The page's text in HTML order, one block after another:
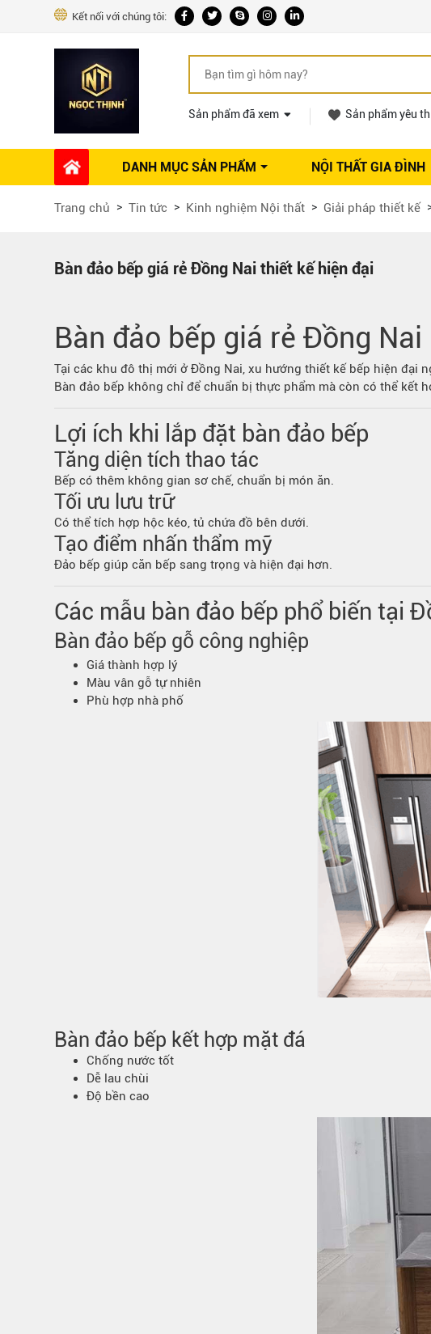
Kết nối với chúng tôi:
Sản phẩm đã xem Sản phẩm yêu
DANH MỤC SẢN PHẨM
Phụ kiện Nội thất
Ổ khóa tủ
Máy hút mùi
Phụ kiện tủ bếp trên
Bếp từ-Bếp hồng ngoại
Ray trượt – bản lề – tay nắm cửa
Phụ kiện tủ bếp dưới
Giá để bát đĩa đa năng
Giá để dao thớt
Kệ để chất tẩy rửa
Kệ gia vị
Kệ góc liên hoàn
NỘI THẤT GIA ĐÌNH
Dự án thi công Báo giá Nội thất
Trang chủ Tin tức Kinh nghiệm Nội thất Giải pháp thiết kế
Bàn đảo bếp giá rẻ Đồng Nai thiết kế hiện đại
Bàn đảo bếp giá rẻ Đồng Nai
Tại các khu đô thị mới ở Đồng Nai, xu hướng thiết kế bếp hiện đại
Bàn đảo bếp không chỉ để chuẩn bị thực phẩm mà còn có thể kết
Lợi ích khi lắp đặt bàn đảo bếp
Tăng diện tích thao tác
Bếp có thêm không gian sơ chế, chuẩn bị món ăn.
Tối ưu lưu trữ
Có thể tích hợp hộc kéo, tủ chứa đồ bên dưới.
Tạo điểm nhấn thẩm mỹ
Đảo bếp giúp căn bếp sang trọng và hiện đại hơn.
Các mẫu bàn đảo bếp phổ biến tại
Bàn đảo bếp gỗ công nghiệp
Giá thành hợp lý
Màu vân gỗ tự nhiên
Phù hợp nhà phố
Bàn đảo bếp kết hợp mặt đá
Chống nước tốt
Dễ lau chùi
Độ bền cao